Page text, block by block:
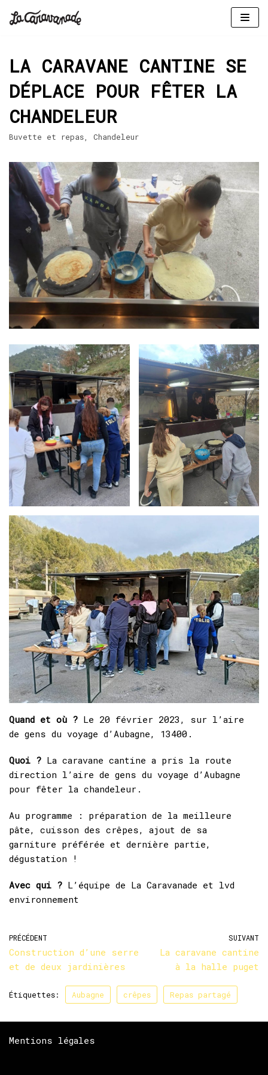
contenu
LA CARAVANE CANTINE SE
DÉPLACE POUR FÊTER LA
CHANDELEUR
Buvette et repas Chandeleur
Quand et où ? Le 20 février 2023, sur l’aire
de gens du voyage d’Aubagne, 13400.
Quoi ? La caravane cantine a pris la route
direction l’aire de gens du voyage d’Aubagne
pour fêter la chandeleur.
Au programme : préparation de la meilleure
pâte, cuisson des crêpes, ajout de sa
garniture préférée et dernière partie,
dégustation !
Avec qui ? L’équipe de La Caravanade et lvd
environnement
PRÉCÉDENT
Construction d’une serre
et de deux jardinières
SUIVANT
La caravane cantine
à la halle puget
Étiquettes: Aubagne crêpes Repas partagé
Mentions légales